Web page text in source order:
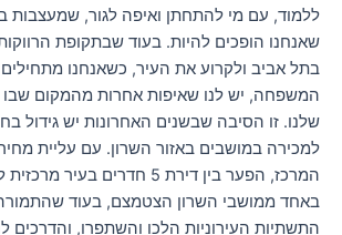
ללמוד, עם מי להתחתן ואיפה לגור, שמעצבות
שאנחנו הופכים להיות. בעוד שבתקופת
בתל אביב ולקרוע את העיר, כשאנחנו
המשפחה, יש לנו שאיפות אחרות מהמקום שבו
שלנו. זו הסיבה שבשנים האחרונות יש גידול
למכירה במושבים באזור השרון. עם עליית
המרכז, הפער בין דירת 5 חדרים
באחד ממושבי השרון הצטמצם, בעוד
התשתיות העירוניות הלכו והשתפרו, והדרכים